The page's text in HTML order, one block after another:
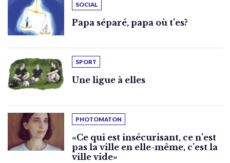
SOCIAL
Papa séparé, papa où t’es?
SPORT
Une ligue à elles
PHOTOMATON
«Ce qui est insécurisant, ce n’est
pas la ville en elle-même, c’est la
ville vide»